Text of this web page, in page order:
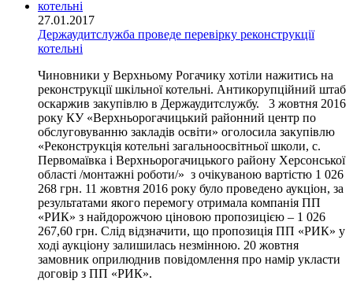
27.01.2017
Держаудитслужба проведе перевірку реконструкції
котельні
Чиновники у Верхньому Рогачику хотіли нажитись на
реконструкції шкільної котельні. Антикорупційний штаб
оскаржив закупівлю в Держаудитслужбу. 3 жовтня 2016
року КУ «Верхньорогачицький районний центр по
обслуговуванню закладів освіти» оголосила закупівлю
«Реконструкція котельні загальноосвітньої школи, с.
Первомаївка і Верхньорогачицького району Херсонської
області /монтажні роботи/» з очікуваною вартістю 1 026
268 грн. 11 жовтня 2016 року було проведено аукціон, за
результатами якого перемогу отримала компанія ПП
«РИК» з найдорожчою ціновою пропозицією – 1 026
267,60 грн. Слід відзначити, що пропозиція ПП «РИК» у
ході аукціону залишилась незмінною. 20 жовтня
замовник оприлюднив повідомлення про намір укласти
договір з ПП «РИК».